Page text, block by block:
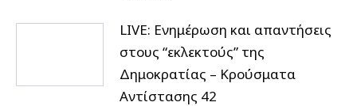
LIVE: Ενημέρωση και απαντήσεις
στους “εκλεκτούς” της
Δημοκρατίας – Κρούσματα
Αντίστασης 42